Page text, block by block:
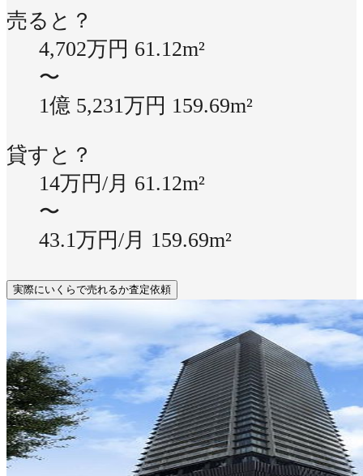
売ると？
4,702万円 61.12m²
〜
1億 5,231万円 159.69m²
貸すと？
14万円/月 61.12m²
〜
43.1万円/月 159.69m²
実際にいくらで売れるか査定依頼